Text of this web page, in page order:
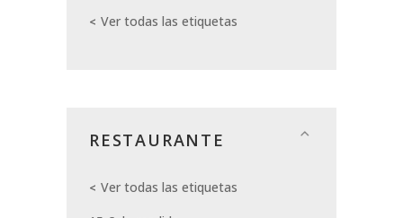
Ver todas las etiquetas
RESTAURANTE
Ver todas las etiquetas